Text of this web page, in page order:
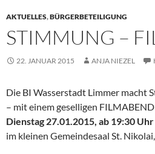
AKTUELLES,BÜRGERBETEILIGUNG
STIMMUNG –
22. JANUAR 2015 ANJA NIEZEL
Die BI Wasserstadt Limmer macht
– mit einem geselligen FILMABEND
Dienstag 27.01.2015, ab 19:30 Uhr
im kleinen Gemeindesaal St.